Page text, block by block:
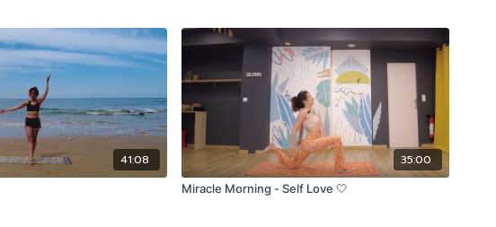
41:08 35:00
Miracle Morning - Self Love 🤍